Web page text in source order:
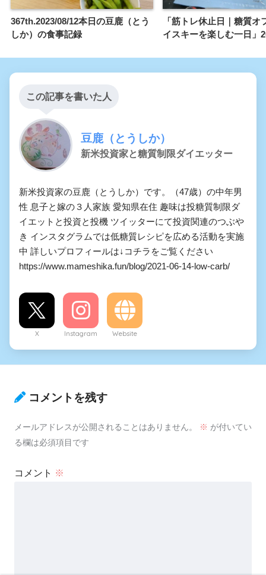
367th.2023/08/12本日の豆鹿（とう
しか）の食事記録
「筋トレ休止日｜糖質オ
イスキーを楽しむ一日」
この記事を書いた人
豆鹿（とうしか）
新米投資家と糖質制限ダイエッター
新米投資家の豆鹿（とうしか）です。（47歳）の中年男
性 息子と嫁の３人家族 愛知県在住 趣味は投糖質制限ダ
イエットと投資と投機 ツイッターにて投資関連のつぶや
き インスタグラムでは低糖質レシピを広める活動を実施
中 詳しいプロフィールは↓コチラをご覧ください
https://www.mameshika.fun/blog/2021-06-14-low-carb/
X Instagram Website
コメントを残す
メールアドレスが公開されることはありません。 ※ が付いてい
る欄は必須項目です
コメント ※